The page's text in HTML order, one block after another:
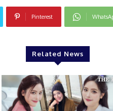
Pinterest
Related News